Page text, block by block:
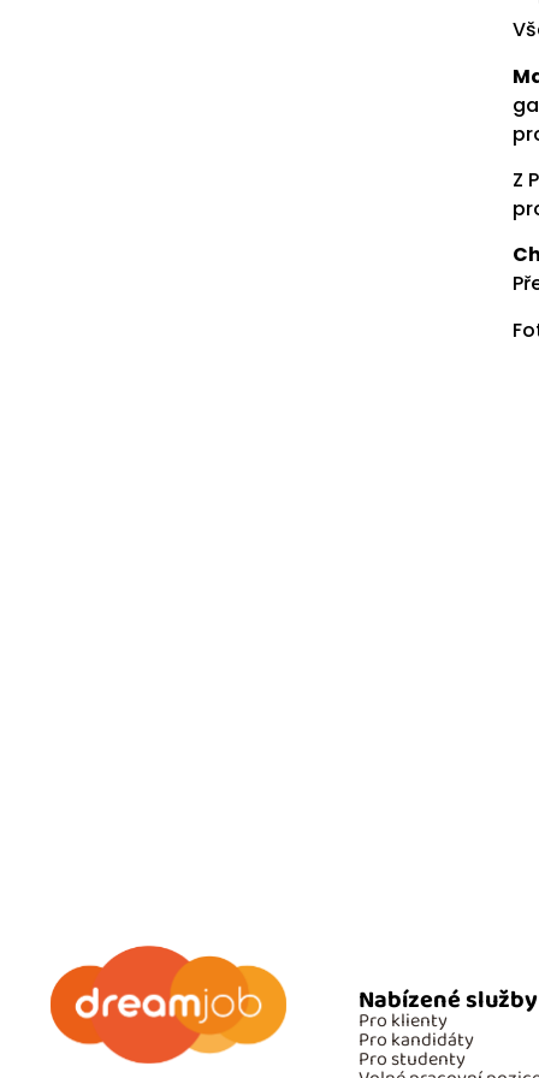
Z
Nabízené služby
Pro klienty
Pro kandidáty
Pro studenty